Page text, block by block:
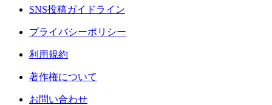
SNS投稿ガイドライン
プライバシーポリシー
利用規約
著作権について
お問い合わせ